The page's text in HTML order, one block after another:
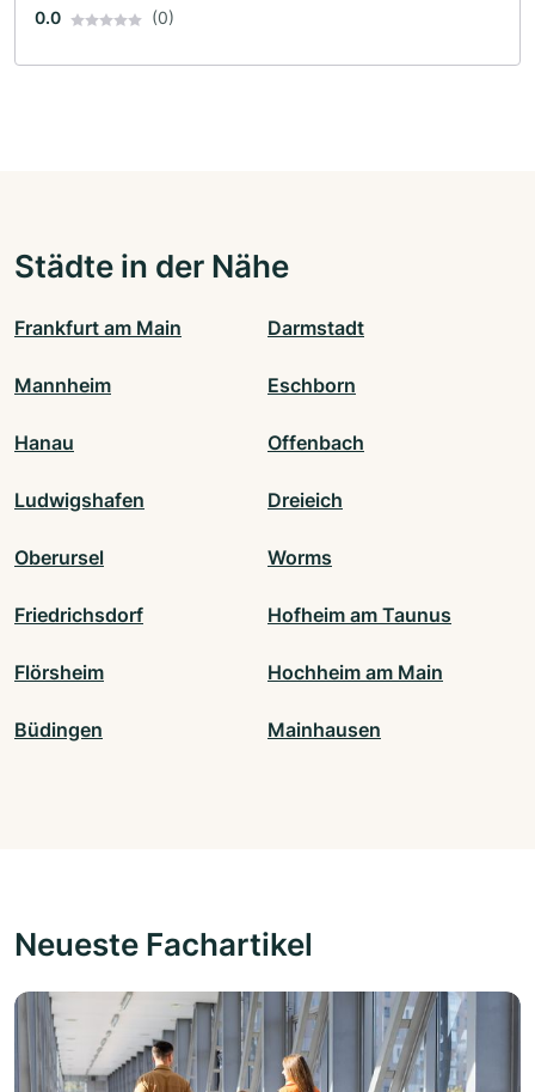
0.0 (0)
Städte in der Nähe
Frankfurt am Main Darmstadt
Mannheim Eschborn
Hanau Offenbach
Ludwigshafen Dreieich
Oberursel Worms
Friedrichsdorf Hofheim am Taunus
Flörsheim Hochheim am Main
Büdingen Mainhausen
Neueste Fachartikel